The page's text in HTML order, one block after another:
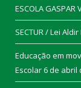
ESCOLA GASPAR
SECTUR / Lei
Educação em
Escolar6 de abril